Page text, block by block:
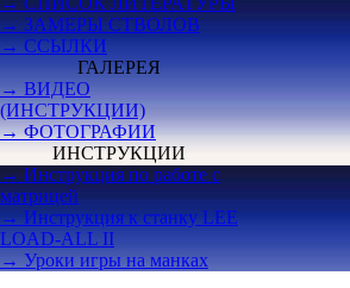
→ ЗАМЕРЫ СТВОЛОВ
→ ССЫЛКИ
ГАЛЕРЕЯ
→ ВИДЕО
(ИНСТРУКЦИИ)
→ ФОТОГРАФИИ
ИНСТРУКЦИИ
→ Инструкция по работе с
матрицей
→ Инструкция к станку LEE
LOAD-ALL II
→ Уроки игры на манках